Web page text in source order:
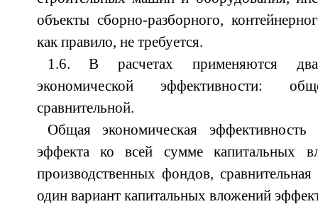
объекты сборно-разборного,
как правило, не требуется.
1.6. В расчетах применяются два
экономической эффективности:
сравнительной.
Общая экономическая эффективность
эффекта ко всей сумме капитальных
производственных фондов, сравнительная
один вариант капитальных вложений